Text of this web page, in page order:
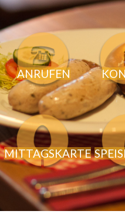
MITTAGSKARTE
ANRUFEN